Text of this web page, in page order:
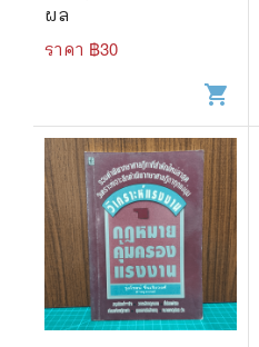
ผล
ราคา ฿30
shopping_cart
🌎 International Books